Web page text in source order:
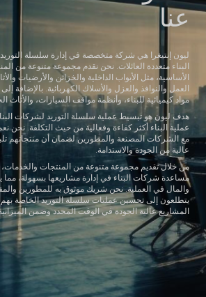
عنا
ليون إنتيغرا هي شركة متخصصة في إدارة سلسلة
البناء متعددة العائلات. نحن نقدم مجموعة متنوعة من
الأساسية، مثل الأبواب الداخلية والخزائن والأرضيات
العمل والنوافذ والعزل والأسلاك الكهربائية. بالإضافة
مواد كيميائية للبناء، وأنظمة مواقف السيارات، والأثاث
هدف ليون هو تبسيط عملية سلسلة التوريد لشركات
عملية البناء أكثر كفاءة وفعالية من حيث التكلفة. نحن
مع الشركات المصنعة والمطورين لضمان أن منتجاتهم
عالية من الجودة والاستدامة.
من خلال تقديم مجموعة متنوعة من المنتجات
مساعدة شركات البناء في إدارة مشاريعها بسهولة، مما
والمال في العملية. نحن شريك موثوق به للمطورين
يتطلعون إلى تحسين عمليات سلسلة التوريد الخاصة بهم
المشاريع عالية الجودة في الوقت المحدد وضمن